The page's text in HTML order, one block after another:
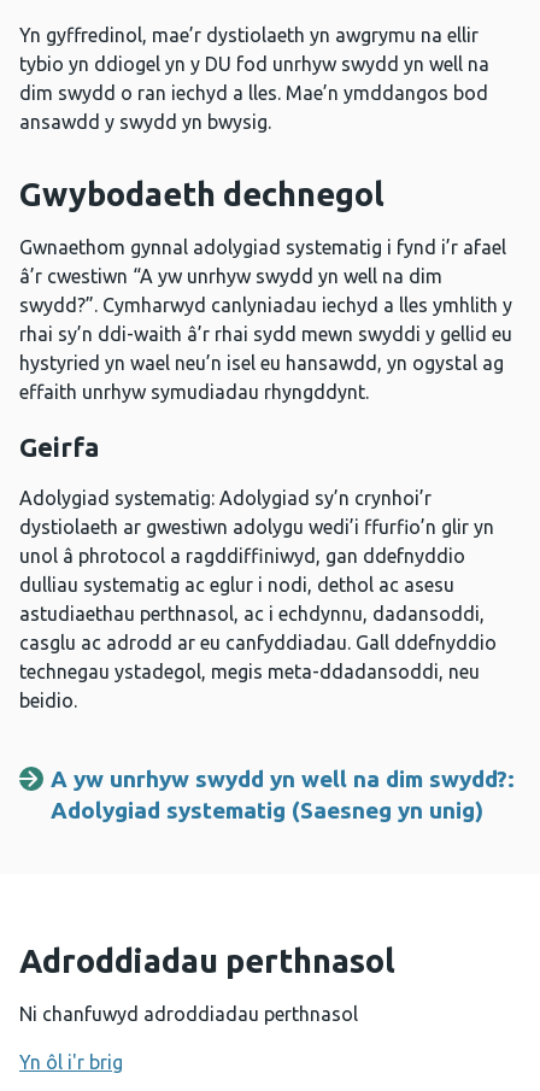
Yn gyffredinol, mae’r dystiolaeth yn awgrymu na ellir
tybio yn ddiogel yn y DU fod unrhyw swydd yn well na
dim swydd o ran iechyd a lles. Mae’n ymddangos bod
ansawdd y swydd yn bwysig.
Gwybodaeth dechnegol
Gwnaethom gynnal adolygiad systematig i fynd i’r afael
â’r cwestiwn “A yw unrhyw swydd yn well na dim
swydd?”. Cymharwyd canlyniadau iechyd a lles ymhlith y
rhai sy’n ddi-waith â’r rhai sydd mewn swyddi y gellid eu
hystyried yn wael neu’n isel eu hansawdd, yn ogystal ag
effaith unrhyw symudiadau rhyngddynt.
Geirfa
Adolygiad systematig: Adolygiad sy’n crynhoi’r
dystiolaeth ar gwestiwn adolygu wedi’i ffurfio’n glir yn
unol â phrotocol a ragddiffiniwyd, gan ddefnyddio
dulliau systematig ac eglur i nodi, dethol ac asesu
astudiaethau perthnasol, ac i echdynnu, dadansoddi,
casglu ac adrodd ar eu canfyddiadau. Gall ddefnyddio
technegau ystadegol, megis meta-ddadansoddi, neu
beidio.
A yw unrhyw swydd yn well na dim swydd?:
Adolygiad systematig (Saesneg yn unig)
Adroddiadau perthnasol
Ni chanfuwyd adroddiadau perthnasol
Yn ôl i'r brig